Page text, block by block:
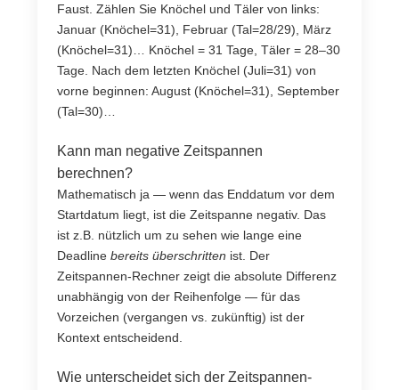
Faust. Zählen Sie Knöchel und Täler von links:
Januar (Knöchel=31), Februar (Tal=28/29), März
(Knöchel=31)… Knöchel = 31 Tage, Täler = 28–30
Tage. Nach dem letzten Knöchel (Juli=31) von
vorne beginnen: August (Knöchel=31), September
(Tal=30)…
Kann man negative Zeitspannen
berechnen?
Mathematisch ja — wenn das Enddatum vor dem
Startdatum liegt, ist die Zeitspanne negativ. Das
ist z.B. nützlich um zu sehen wie lange eine
Deadlinebereits überschritten ist. Der
Zeitspannen-Rechner zeigt die absolute Differenz
unabhängig von der Reihenfolge — für das
Vorzeichen (vergangen vs. zukünftig) ist der
Kontext entscheidend.
Wie unterscheidet sich der Zeitspannen-